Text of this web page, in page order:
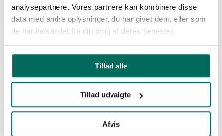
analysepartnere. Vores partnere kan kombinere disse
data med andre oplysninger, du har givet dem, eller som
de har indsamlet fra din brug af deres tjenester.
Tillad alle
Tillad udvalgte
Afvis
Seneste|Sport|Partner Akademi|Ansvarlighed|Fans|Øvrigt|Læs alle